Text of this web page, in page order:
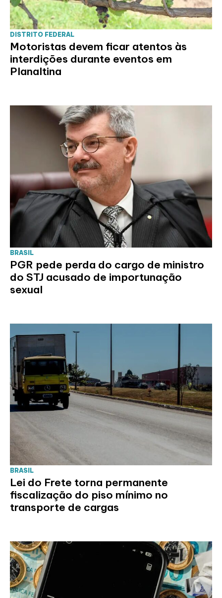
DISTRITO FEDERAL
Motoristas devem ficar atentos às
interdições durante eventos em
Planaltina
BRASIL
PGR pede perda do cargo de ministro
do STJ acusado de importunação
sexual
BRASIL
Lei do Frete torna permanente
fiscalização do piso mínimo no
transporte de cargas